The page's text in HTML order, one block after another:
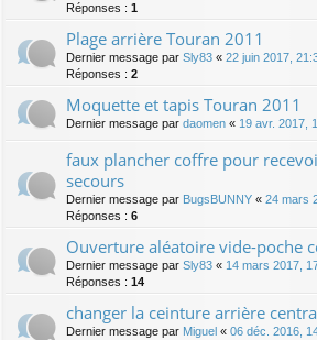
Réponses : 1
Plage arrière Touran 2011
Dernier message par Sly83 « 22 juin 2017,
Réponses : 2
Moquette et tapis Touran 2011
Dernier message par daomen « 19 avr. 2017,
faux plancher coffre pour
secours
Dernier message par BugsBUNNY « 24 mars
Réponses : 6
Ouverture aléatoire vide-poche
Dernier message par Sly83 « 14 mars 2017,
Réponses : 14
changer la ceinture arrière
Dernier message par Miguel « 06 déc. 2016,